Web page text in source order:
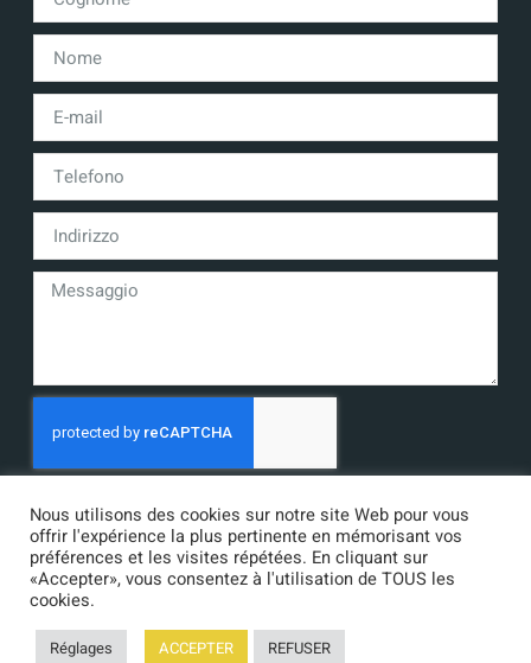
©2021 FMI PROCESS |Informazioni legali
Nous utilisons des cookies sur notre site Web pour vous
offrir l'expérience la plus pertinente en mémorisant vos
préférences et les visites répétées. En cliquant sur
«Accepter», vous consentez à l'utilisation de TOUS les
cookies.
Réglages ACCEPTER REFUSER